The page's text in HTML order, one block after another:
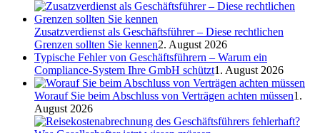
Zusatzverdienst als Geschäftsführer – Diese rechtlichen
Grenzen sollten Sie kennen2. August 2026
Typische Fehler von Geschäftsführern – Warum ein
Compliance-System Ihre GmbH schützt1. August 2026
Worauf Sie beim Abschluss von Verträgen achten müssen1.
August 2026